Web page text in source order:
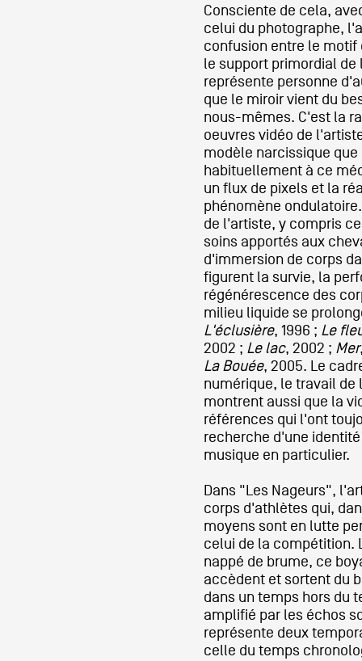
De A à Z
Année par année
Collection vidéos
Candidater
Consciente de cela,
celui du photographe,
confusion entre le
le support primordial
représente personne
que le miroir vient du
nous-mêmes. C'est la
oeuvres vidéo de
modèle narcissique
habituellement à ce
un flux de pixels et la
phénomène
de l'artiste, y compris
soins apportés aux
d'immersion de corps
figurent la survie, la
régénérescence des
milieu liquide se
L'éclusière, 1996 ; Le
2002 ; Le lac, 2002 ; Mer
La Bouée, 2005. Le
numérique, le travail de
montrent aussi que la
références qui l'ont
recherche d'une
musique en particulier.
Dans "Les Nageurs",
corps d'athlètes qui,
moyens sont en lutte
celui de la compétition.
nappé de brume, ce
accèdent et sortent du
dans un temps hors du
amplifié par les échos
représente deux
celle du temps